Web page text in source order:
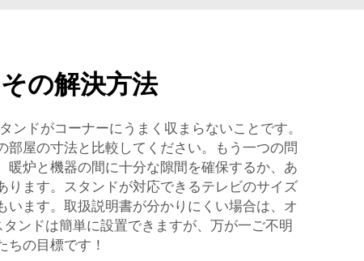
の解決方法
ドがコーナーにうまく収まらないことです。
屋の寸法と比較してください。もう一つの問
炉と機器の間に十分な隙間を確保するか、あ
ます。スタンドが対応できるテレビのサイズ
ます。取扱説明書が分かりにくい場合は、オ
ンドは簡単に設置できますが、万が一ご不明
の目標です！